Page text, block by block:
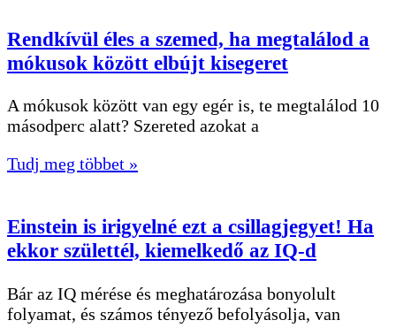
Rendkívül éles a szemed, ha megtalálod a
mókusok között elbújt kisegeret
A mókusok között van egy egér is, te megtalálod 10
másodperc alatt? Szereted azokat a
Tudj meg többet »
Einstein is irigyelné ezt a csillagjegyet! Ha
ekkor születtél, kiemelkedő az IQ-d
Bár az IQ mérése és meghatározása bonyolult
folyamat, és számos tényező befolyásolja, van